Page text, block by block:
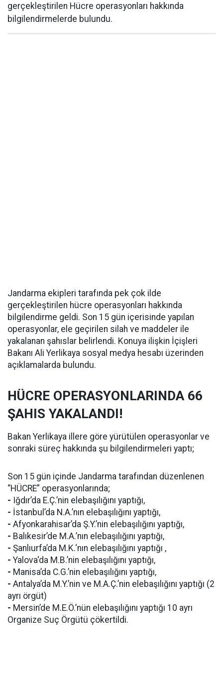
gerçekleştirilen Hücre operasyonları hakkında
bilgilendirmelerde bulundu.
Jandarma ekipleri tarafında pek çok ilde
gerçekleştirilen hücre operasyonları hakkında
bilgilendirme geldi. Son 15 gün içerisinde yapılan
operasyonlar, ele geçirilen silah ve maddeler ile
yakalanan şahıslar belirlendi. Konuya ilişkin İçişleri
Bakanı Ali Yerlikaya sosyal medya hesabı üzerinden
açıklamalarda bulundu.
HÜCRE OPERASYONLARINDA 66
ŞAHIS YAKALANDI!
Bakan Yerlikaya illere göre yürütülen operasyonlar ve
sonraki süreç hakkında şu bilgilendirmeleri yaptı;
Son 15 gün içinde Jandarma tarafından düzenlenen
“HÜCRE” operasyonlarında;
- Iğdır’da E.Ç.’nin elebaşılığını yaptığı,
- İstanbul’da N.A.’nın elebaşılığını yaptığı,
- Afyonkarahisar’da Ş.Y.’nin elebaşılığını yaptığı,
- Balıkesir’de M.A.’nın elebaşılığını yaptığı,
- Şanlıurfa’da M.K.‘nın elebaşılığını yaptığı ,
- Yalova‘da M.B.’nin elebaşılığını yaptığı,
- Manisa’da C.G.’nin elebaşılığını yaptığı,
- Antalya’da M.Y.’nin ve M.A.Ç.’nin elebaşılığını yaptığı (2
ayrı örgüt)
- Mersin’de M.E.Ö.’nün elebaşılığını yaptığı 10 ayrı
Organize Suç Örgütü çökertildi.